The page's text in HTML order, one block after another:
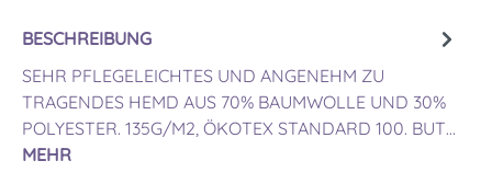
BESCHREIBUNG
SEHR PFLEGELEICHTES UND ANGENEHM ZU
TRAGENDES HEMD AUS 70% BAUMWOLLE UND 30%
POLYESTER. 135G/M2, ÖKOTEX STANDARD 100. BUT…
MEHR